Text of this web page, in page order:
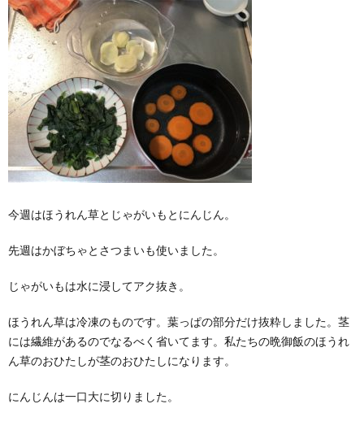
今週はほうれん草とじゃがいもとにんじん。
先週はかぼちゃとさつまいも使いました。
じゃがいもは水に浸してアク抜き。
ほうれん草は冷凍のものです。葉っぱの部分だけ抜粋しました。茎
には繊維があるのでなるべく省いてます。私たちの晩御飯のほうれ
ん草のおひたしが茎のおひたしになります。
にんじんは一口大に切りました。